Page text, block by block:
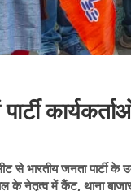
से भारतीय जनता पार्टी के
के नेतृत्व में कैंट, थाना